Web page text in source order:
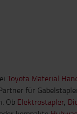
Toyota Material
für
Ob Elektrostapler,